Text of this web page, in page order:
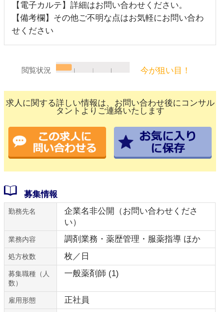
【電子カルテ】詳細はお問い合わせください。
【備考欄】その他ご不明な点はお気軽にお問い合わ
せください
閲覧状況 今が狙い目！
求人に関する詳しい情報は、お問い合わせ後にコンサル
タントよりご連絡いたします
募集情報
勤務先名
企業名非公開（お問い合わせくださ
い）
業務内容 調剤業務・薬歴管理・服薬指導 ほか
処方枚数 枚／日
募集職種（人
数）
一般薬剤師 (1)
雇用形態 正社員